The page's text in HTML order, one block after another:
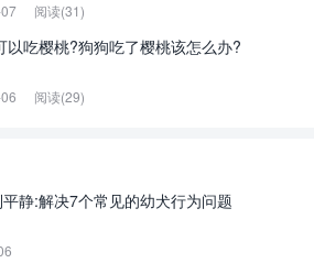
阅读(31)
以吃樱桃?狗狗吃了樱桃该怎么办?
阅读(29)
静:解决7个常见的幼犬行为问题